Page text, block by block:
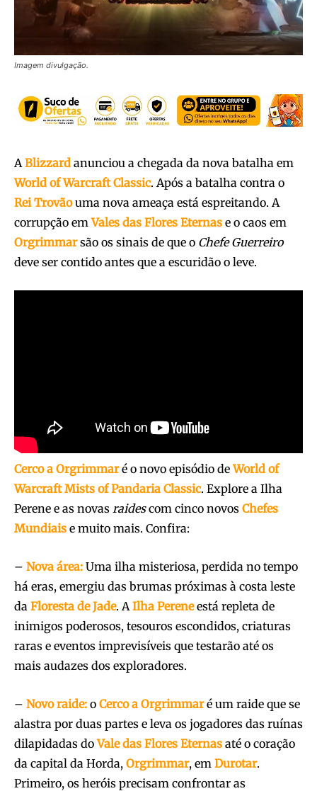
Imagem divulgação.
ABlizzard anunciou a chegada da nova batalha em
World of Warcraft Classic. Após a batalha contra o
Rei Trovãouma nova ameaça está espreitando. A
corrupção emVales das Flores Eternas e o caos em
Orgrimmarsão os sinais de que o Chefe Guerreiro
deve ser contido antes que a escuridão o leve.
Cerco a Orgrimmaré o novo episódio deWorld of
Warcraft Mists of Pandaria Classic. Explore a Ilha
Perene e as novas raidescom cinco novos Chefes
Mundiais e muito mais. Confira:
– Nova área: Uma ilha misteriosa, perdida no tempo
há eras, emergiu das brumas próximas à costa leste
da Floresta de Jade. A Ilha Pereneestá repleta de
inimigos poderosos, tesouros escondidos, criaturas
raras e eventos imprevisíveis que testarão até os
mais audazes dos exploradores.
– Novo raide: o Cerco a Orgrimmar é um raide que se
alastra por duas partes e leva os jogadores das ruínas
dilapidadas doVale das Flores Eternas até o coração
da capital da Horda, Orgrimmar, em Durotar.
Primeiro, os heróis precisam confrontar as